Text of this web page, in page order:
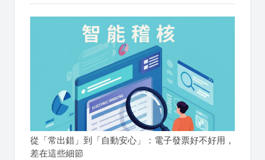
從「常出錯」到「自動安心」：電子發票好不好用，
差在這些細節